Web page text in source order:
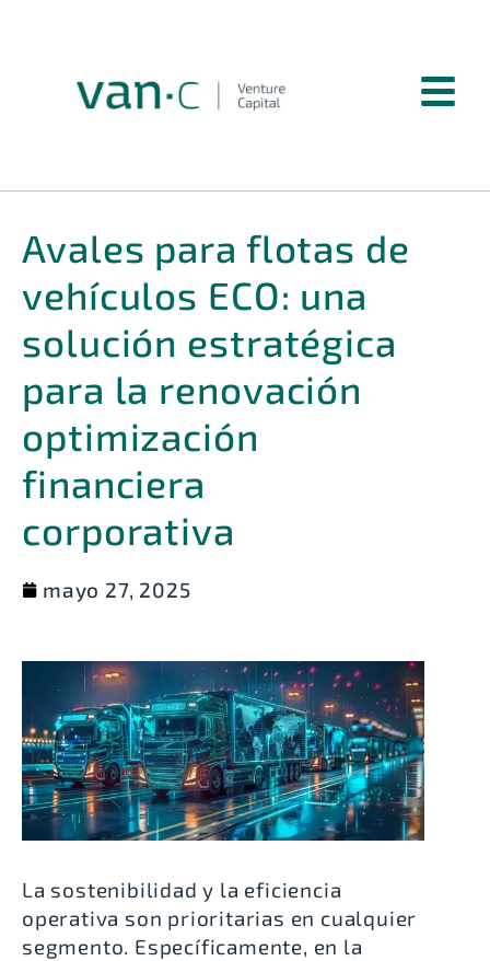
Avales para flotas de
vehículos ECO: una
solución estratégica
para la renovación
optimización
financiera
corporativa
mayo 27, 2025
La sostenibilidad y la eficiencia
operativa son prioritarias en cualquier
segmento. Específicamente, en la